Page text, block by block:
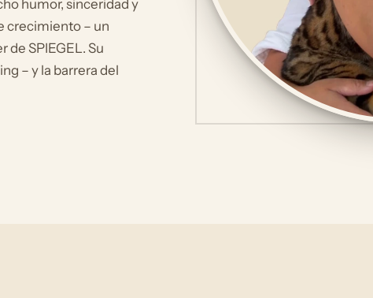
humor, sinceridad y
crecimiento – un
SPIEGEL. Su
– y la barrera del